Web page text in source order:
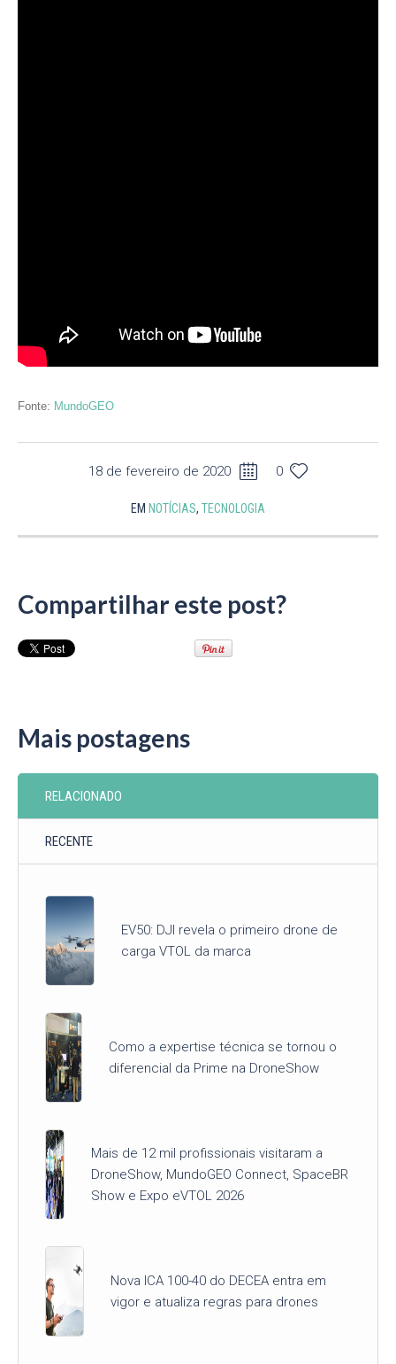
Fonte: MundoGEO
18 de fevereiro de 2020 0
EM NOTÍCIAS, TECNOLOGIA
Compartilhar este post?
Mais postagens
RELACIONADO
RECENTE
EV50: DJI revela o primeiro drone de
carga VTOL da marca
Como a expertise técnica se tornou o
diferencial da Prime na DroneShow
Mais de 12 mil profissionais visitaram a
DroneShow, MundoGEO Connect, SpaceBR
Show e Expo eVTOL 2026
Nova ICA 100-40 do DECEA entra em
vigor e atualiza regras para drones